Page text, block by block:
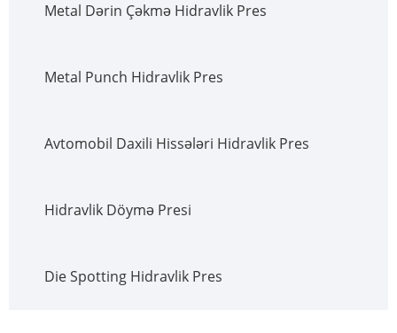
Metal Dərin Çəkmə Hidravlik Pres
Metal Punch Hidravlik Pres
Avtomobil Daxili Hissələri Hidravlik Pres
Hidravlik Döymə Presi
Die Spotting Hidravlik Pres